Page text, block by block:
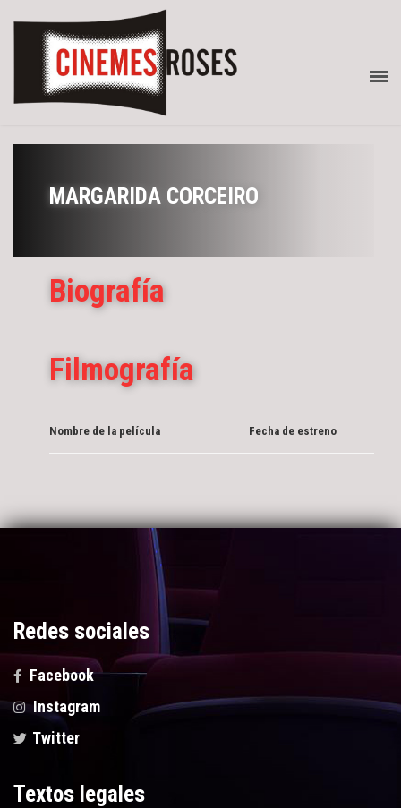
MARGARIDA CORCEIRO
Biografía
Filmografía
Nombre de la película Fecha de estreno
Redes sociales
Facebook
Instagram
Twitter
Textos legales